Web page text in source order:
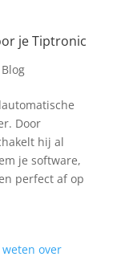
je Tiptronic
Blog
Door
hij al
je software,
perfect af op